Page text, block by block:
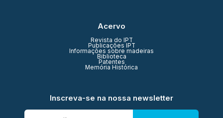
Acervo
Revista do IPT
Publicações IPT
Informações sobre madeiras
Biblioteca
Patentes
Memória Histórica
Inscreva-se na nossa newsletter